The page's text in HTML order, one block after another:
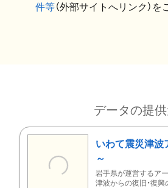
件等（外部サイトへリンク）を
データの提
いわて震災津波
～
岩手県が運営するア
津波からの復旧・復